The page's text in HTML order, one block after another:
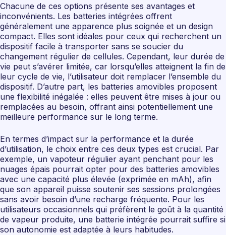
Chacune de ces options présente ses avantages et
inconvénients. Les batteries intégrées offrent
généralement une apparence plus soignée et un design
compact. Elles sont idéales pour ceux qui recherchent un
dispositif facile à transporter sans se soucier du
changement régulier de cellules. Cependant, leur durée de
vie peut s’avérer limitée, car lorsqu’elles atteignent la fin de
leur cycle de vie, l’utilisateur doit remplacer l’ensemble du
dispositif. D’autre part, les batteries amovibles proposent
une flexibilité inégalée : elles peuvent être mises à jour ou
remplacées au besoin, offrant ainsi potentiellement une
meilleure performance sur le long terme.
En termes d’impact sur la performance et la durée
d’utilisation, le choix entre ces deux types est crucial. Par
exemple, un vapoteur régulier ayant penchant pour les
nuages épais pourrait opter pour des batteries amovibles
avec une capacité plus élevée (exprimée en mAh), afin
que son appareil puisse soutenir ses sessions prolongées
sans avoir besoin d’une recharge fréquente. Pour les
utilisateurs occasionnels qui préfèrent le goût à la quantité
de vapeur produite, une batterie intégrée pourrait suffire si
son autonomie est adaptée à leurs habitudes.